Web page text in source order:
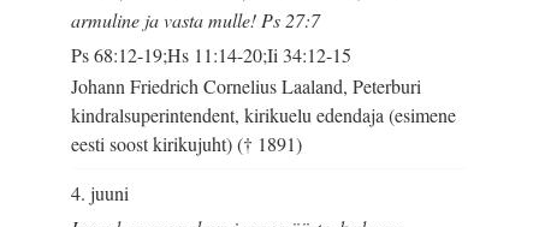
armuline ja vasta mulle! Ps 27:7
Ps 68:12-19;Hs 11:14-20;Ii 34:12-15
Johann Friedrich Cornelius Laaland, Peterburi
kindralsuperintendent, kirikuelu edendaja (esimene
eesti soost kirikujuht) († 1891)
4. juuni